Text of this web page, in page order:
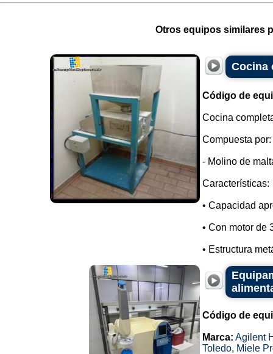
Otros equipos similares
Cocina
Código de
Cocina
Compuesta por:
- Molino de
Características:
• Capacidad
• Con motor de
• Estructura
Código de
Marca: Agilent
Toledo, Miele